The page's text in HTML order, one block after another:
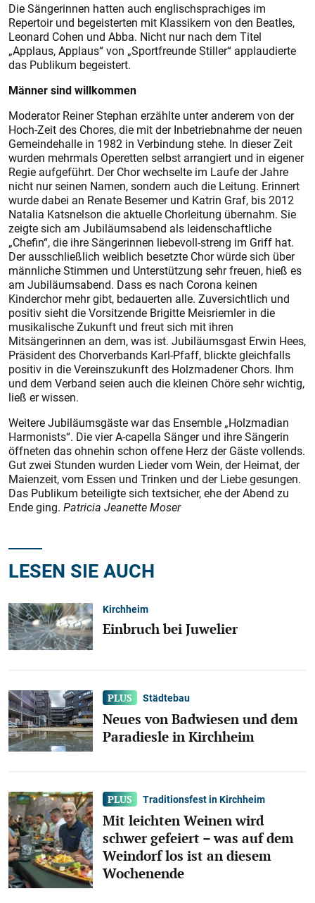
Die Sängerinnen hatten auch englischsprachiges im
Repertoir und begeisterten mit Klassikern von den Beatles,
Leonard Cohen und Abba. Nicht nur nach dem Titel
„Applaus, Applaus“ von „Sportfreunde Stiller“ applaudierte
das Publikum begeistert.
Männer sind willkommen
Moderator Reiner Stephan erzählte unter anderem von der
Hoch-Zeit des Chores, die mit der Inbetriebnahme der neuen
Gemeindehalle in 1982 in Verbindung stehe. In dieser Zeit
wurden mehrmals Operetten selbst arrangiert und in eigener
Regie aufgeführt. Der Chor wechselte im Laufe der Jahre
nicht nur seinen Namen, sondern auch die Leitung. Erinnert
wurde dabei an Renate Besemer und Katrin Graf, bis 2012
Natalia Katsnelson die aktuelle Chorleitung übernahm. Sie
zeigte sich am Jubiläumsabend als leidenschaftliche
„Chefin“, die ihre Sängerinnen liebevoll-streng im Griff hat.
Der ausschließlich weiblich besetzte Chor würde sich über
männliche Stimmen und Unterstützung sehr freuen, hieß es
am Jubiläumsabend. Dass es nach Corona keinen
Kinderchor mehr gibt, bedauerten alle. Zuversichtlich und
positiv sieht die Vorsitzende Brigitte Meisriemler in die
musikalische Zukunft und freut sich mit ihren
Mitsängerinnen an dem, was ist. Jubiläumsgast Erwin Hees,
Präsident des Chorverbands Karl-Pfaff, blickte gleichfalls
positiv in die Vereinszukunft des Holzmadener Chors. Ihm
und dem Verband seien auch die kleinen Chöre sehr wichtig,
ließ er wissen.
Weitere Jubiläumsgäste war das Ensemble „Holzmadian
Harmonists“. Die vier A-capella Sänger und ihre Sängerin
öffneten das ohnehin schon offene Herz der Gäste vollends.
Gut zwei Stunden wurden Lieder vom Wein, der Heimat, der
Maienzeit, vom Essen und Trinken und der Liebe gesungen.
Das Publikum beteiligte sich textsicher, ehe der Abend zu
Ende ging. Patricia Jeanette Moser
LESEN SIE AUCH
Kirchheim
Einbruch bei Juwelier
Städtebau
Neues von Badwiesen und dem
Paradiesle in Kirchheim
Traditionsfest in Kirchheim
Mit leichten Weinen wird
schwer gefeiert – was auf dem
Weindorf los ist an diesem
Wochenende